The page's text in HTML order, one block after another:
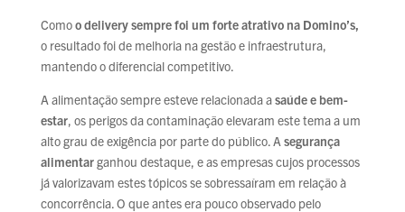
Comoo delivery sempre foi um forte atrativo na Domino’s,
o resultado foi de melhoria na gestão e infraestrutura,
mantendo o diferencial competitivo.
A alimentação sempre esteve relacionada asaúde e bem-
estar, os perigos da contaminação elevaram este tema a um
alto grau de exigência por parte do público. A segurança
alimentarganhou destaque, e as empresas cujos processos
já valorizavam estes tópicos se sobressaíram em relação à
concorrência. O que antes era pouco observado pelo